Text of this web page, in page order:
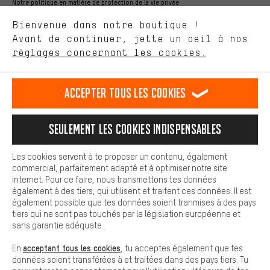
Notre politique en matière de protection de la vie privée
Langue"
français english
EN Deutsch español
RÉSILIER LE CONTRAT Communauté d'Aix-la-Chapelle
Programme d'affiliation Mentions Légales Protection des données
Conditions générales de vente Plateforme d'Alerte
Reprise des batteries Corepile Paramètres de cookies
Modifier le contraste
Tous les prix s'entendent en euros (MwSt hors) plus les
frais de portpour la livraison versÉtats-Unis.
Bienvenue dans notre boutique !
Avant de continuer, jette un oeil à nos
réglages concernant les cookies.
nous proposons grâce à ton comportement d'achat.
Plus de confort
est plus confortable. Avec les cookies de confort, nous
Nous pouvons ainsi mettre à ta disposition d'autres contenus et
informations utiles. De plus, tu as la possibilité d'utiliser des
facilement les bons produits. Par exemple, nous proposons une
facilement aux questions.
Cookies de base
Les cookies de base garantissent que tu puisses utiliser les
fonctions de notre site web.
Accepter tous les cookies
Seulement les cookies indispensables
Les cookies servent à te proposer un contenu, également
commercial, parfaitement adapté et à optimiser notre site
internet. Pour ce faire, nous transmettons tes données
également à des tiers, qui utilisent et traitent ces données. Il est
également possible que tes données soient tranmises à des pays
tiers qui ne sont pas touchés par la législation européenne et
sans garantie adéquate.
En acceptant tous les cookies , tu acceptes également que tes
données soient transférées à et traitées dans des pays tiers. Tu